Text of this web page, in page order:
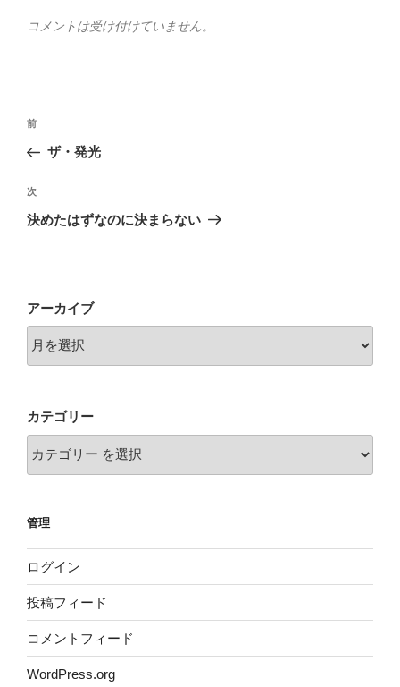
コメントは受け付けていません。
投
ナ
ビ
ゲ
ン
前
の
稿
前
ザ・発光
次
の
次
決めたはずなのに決まらない
アーカイブ
カテゴリー
管理
ログイン
投稿フィード
コメントフィード
WordPress.org